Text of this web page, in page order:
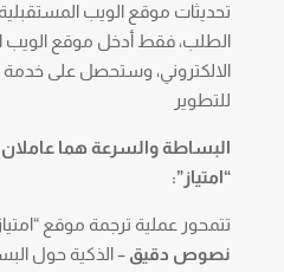
تحديثات موقع الويب المستقبلية
الطلب، فقط أدخل موقع
الالكتروني، وستحصل على
للتطوير
البساطة والسرعة هما
“امتياز”:
تتمحور عملية ترجمة موقع
نصوص دقيق – الذكية حول